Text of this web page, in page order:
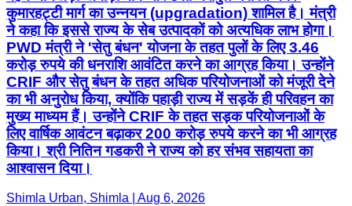
कुमारहट्टी मार्ग का उन्नयन (upgradation) शामिल है। मंत्री
ने कहा कि इससे राज्य के सेब उत्पादकों को अत्यधिक लाभ होगा।
PWD मंत्री ने 'सेतु बंधन' योजना के तहत पुलों के लिए 3.46
करोड़ रुपये की धनराशि आवंटित करने का आग्रह किया। उन्होंने
CRIF और सेतु बंधन के तहत अधिक परियोजनाओं को मंजूरी देने
का भी अनुरोध किया, क्योंकि पहाड़ी राज्य में सड़कें ही परिवहन का
मुख्य माध्यम हैं। उन्होंने CRIF के तहत सड़क परियोजनाओं के
लिए वार्षिक आवंटन बढ़ाकर 200 करोड़ रुपये करने का भी आग्रह
किया। श्री नितिन गडकरी ने राज्य को हर संभव सहायता का
आश्वासन दिया।
Shimla Urban, Shimla | Aug 6, 2026